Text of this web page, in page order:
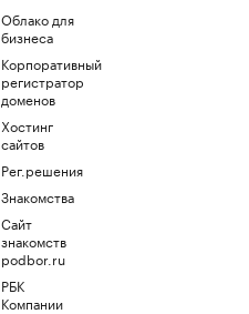
Облако для
бизнеса
Корпоративный
регистратор
доменов
Хостинг
сайтов
Рег.решения
Знакомства
Сайт
знакомств
podbor.ru
РБК
Компании